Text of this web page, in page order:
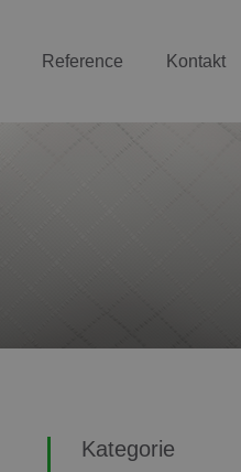
Reference Kontakt
Kategorie